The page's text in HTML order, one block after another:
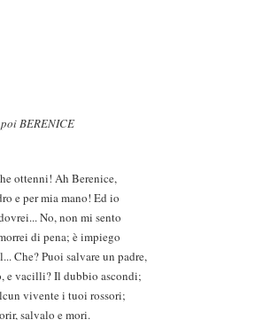
BERENICE
ottenni! Ah Berenice,
e per mia mano! Ed io
No, non mi sento
di pena; è impiego
Che? Puoi salvare un padre,
e vacilli? Il dubbio ascondi;
vivente i tuoi rossori;
salvalo e mori.